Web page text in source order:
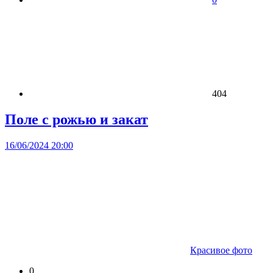
404
Поле с рожью и закат
16/06/2024 20:00
Красивое фото
0